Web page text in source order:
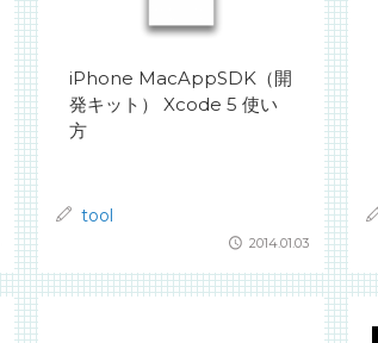
iPhone MacAppSDK（開
発キット） Xcode 5 使い
方
tool
2014.01.03